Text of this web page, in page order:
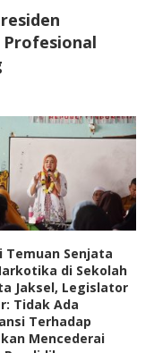
Temuan Senjata
di Sekolah
Jaksel, Legislator
Tidak Ada
Terhadap
Mencederai